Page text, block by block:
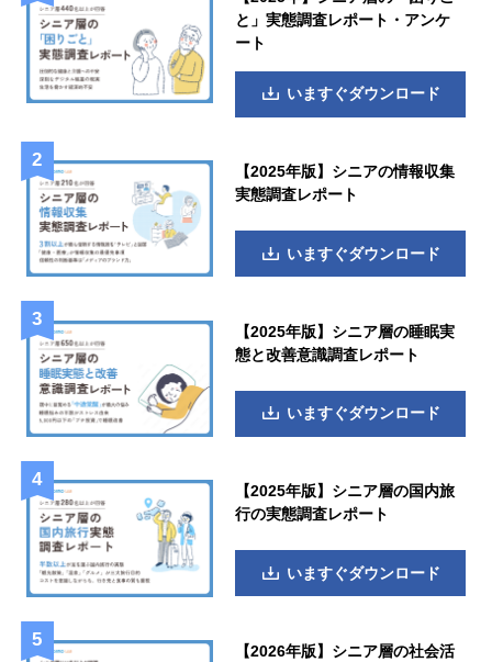
と」実態調査レポート・アンケ
ート
いますぐダウンロード
【2025年版】シニアの情報収集
実態調査レポート
いますぐダウンロード
【2025年版】シニア層の睡眠実
態と改善意識調査レポート
いますぐダウンロード
【2025年版】シニア層の国内旅
行の実態調査レポート
いますぐダウンロード
【2026年版】シニア層の社会活